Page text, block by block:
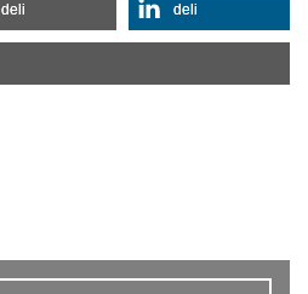
deli deli